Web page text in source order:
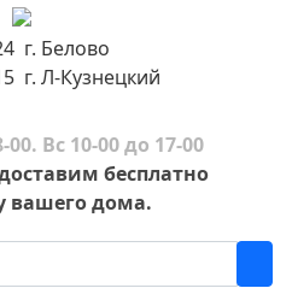
г. Белово
г. Л-Кузнецкий
Вс 10-00 до 17-00
бесплатно
дома.